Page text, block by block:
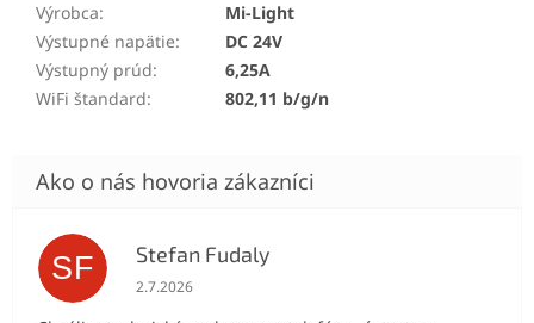
Výrobca:
Mi-Light
Výstupné napätie:
DC 24V
Výstupný prúd:
6,25A
WiFi štandard: 802,11 b/g/n
SF Stefan Fudaly
Hodnotenie obchodu je 5 z 5 hviezdičiek.
2.7.2026